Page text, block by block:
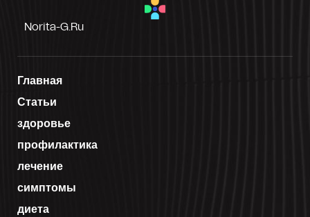
Norita-G.ru
Главная
Статьи
здоровье
профилактика
лечение
симптомы
диета